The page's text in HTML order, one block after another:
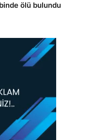
ölü bulundu